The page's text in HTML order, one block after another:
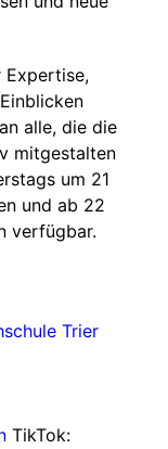
Expertise,
alle, die die
mitgestalten
um 21
und ab 22
verfügbar.
Trier
TikTok: